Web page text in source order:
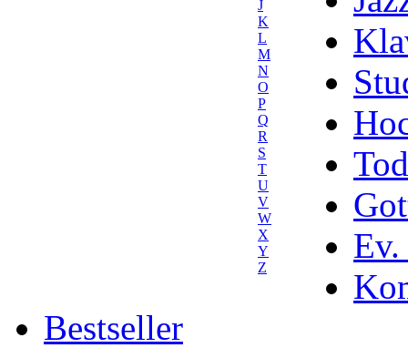
J
K
L
M
N
O
P
Q
R
S
T
U
V
W
X
Y
Z
Ev.
Bestseller